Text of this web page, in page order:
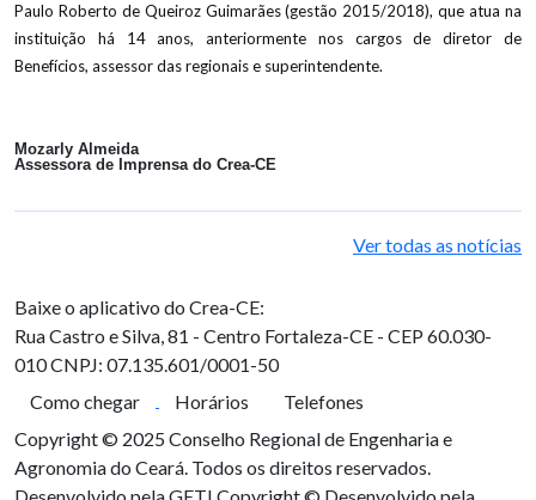
Paulo Roberto de Queiroz Guimarães (gestão 2015/2018), que atua na
instituição há 14 anos, anteriormente nos cargos de diretor de
Benefícios, assessor das regionais e superintendente.
Mozarly Almeida
Assessora de Imprensa do Crea-CE
Ver todas as notícias
Baixe o aplicativo do Crea-CE:
Rua Castro e Silva, 81 - Centro Fortaleza-CE - CEP 60.030-
010CNPJ: 07.135.601/0001-50
Como chegar
Horários
Telefones
Copyright © 2025 Conselho Regional de Engenharia e
Agronomia do Ceará. Todos os direitos reservados.
Desenvolvido pela GETI Copyright © Desenvolvido pela